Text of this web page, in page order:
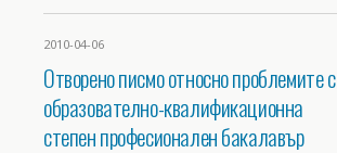
2010-04-06
Отворено писмо относно проблемите с
образователно-квалификационна
степен професионален бакалавър